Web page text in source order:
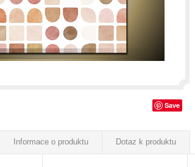
Save
Informace o produktu Dotaz k produktu